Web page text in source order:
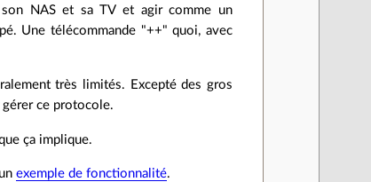
son NAS et sa TV et agir comme un
Une télécommande "++" quoi, avec
très limités. Excepté des gros
ce protocole.
ça implique.
exemple de fonctionnalité.